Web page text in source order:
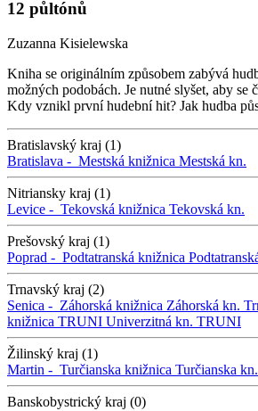
12 půltónů
Zuzanna Kisielewska
Kniha se originálním způsobem zabývá
možných podobách. Je nutné slyšet, aby se
Kdy vznikl první hudební hit? Jak hudba
Bratislavský kraj (1)
Bratislava - Mestská knižnica Mestská kn.
Nitriansky kraj (1)
Levice - Tekovská knižnica Tekovská kn.
Prešovský kraj (1)
Poprad - Podtatranská knižnica
Trnavský kraj (2)
Senica - Záhorská knižnica Záhorská kn.
knižnica TRUNI Univerzitná kn. TRUNI
Žilinský kraj (1)
Martin - Turčianska knižnica Turčianska kn.
Banskobystrický kraj (0)